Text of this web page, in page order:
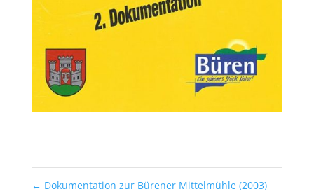
← Dokumentation zur Bürener Mittelmühle (2003)